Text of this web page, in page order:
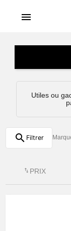
menu
Utiles ou
search Filtrer
swap_vert PRIX